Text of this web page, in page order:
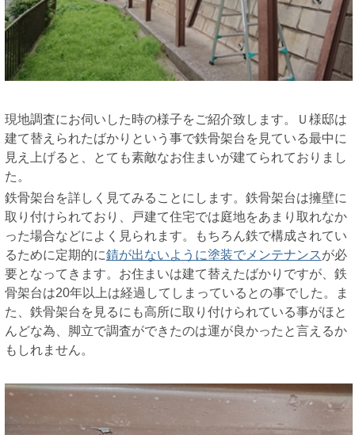
現地調査にお伺いした時の様子をご紹介致します。Ｕ様邸は
建て替えられたばかりという事で鉄骨架台を見ている最中に
見え上げると、とても素敵なお住まいが建てられておりまし
た。
鉄骨架台を詳しく見てみることにします。鉄骨架台は擁壁に
取り付けられており、戸建て住宅では庭地をあまり取れなか
った場合などによく見られます。もちろん鉄で構成されてい
るために定期的に錆が出ないように塗装でメンテナンスが必
要となってきます。お住まいは建て替えたばかりですが、鉄
骨架台は20年以上は経過してしまっているとの事でした。ま
た、鉄骨架台を見るにも高所に取り付けられている事がほと
んどな為、脚立で調査ができたのは運が良かったと言えるか
もしれません。